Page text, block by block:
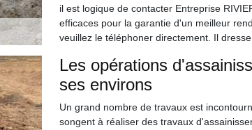
il est logique de contacter Entreprise
efficaces pour la garantie d'un meilleur
veuillez le téléphoner directement. Il
Les opérations
ses environs
Un grand nombre de travaux est
songent à réaliser des travaux